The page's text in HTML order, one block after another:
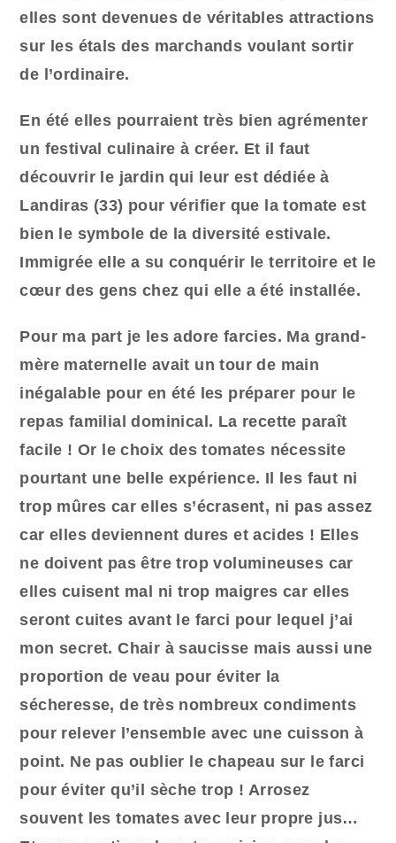
elles sont devenues de véritables attractions
sur les étals des marchands voulant sortir
de l’ordinaire.
En été elles pourraient très bien agrémenter
un festival culinaire à créer. Et il faut
découvrir le jardin qui leur est dédiée à
Landiras (33) pour vérifier que la tomate est
bien le symbole de la diversité estivale.
Immigrée elle a su conquérir le territoire et le
cœur des gens chez qui elle a été installée.
Pour ma part je les adore farcies. Ma grand-
mère maternelle avait un tour de main
inégalable pour en été les préparer pour le
repas familial dominical. La recette paraît
facile ! Or lechoix des tomates nécessite
pourtant une belle expérience. Il les faut ni
trop mûres car elles s’écrasent, ni pas assez
car elles deviennent dures et acides ! Elles
ne doivent pas être trop volumineuses car
elles cuisent mal ni trop maigres car elles
seront cuites avant le farci pour lequel j’ai
mon secret. Chair à saucisse mais aussi une
proportion de veau pour éviter la
sécheresse, de très nombreux condiments
pour relever l’ensemble avec une cuisson à
point. Ne pas oublier le chapeau sur le farci
pour éviter qu’il sèche trop ! Arrosez
souvent les tomates avec leur propre jus…